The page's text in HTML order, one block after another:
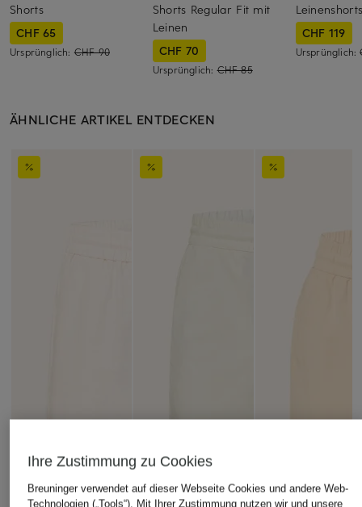
Shorts
CHF 65
Ursprünglich: CHF 90
Shorts Regular Fit mit
Leinen
CHF 70
Ursprünglich:CHF 85
CHF 119
Ursprünglich:
ÄHNLICHE ARTIKEL ENTDECKEN
Ihre Zustimmung zu Cookies
Breuninger verwendet auf dieser Webseite Cookies und andere Web-
Technologien („Tools“). Mit Ihrer Zustimmung nutzen wir und unsere